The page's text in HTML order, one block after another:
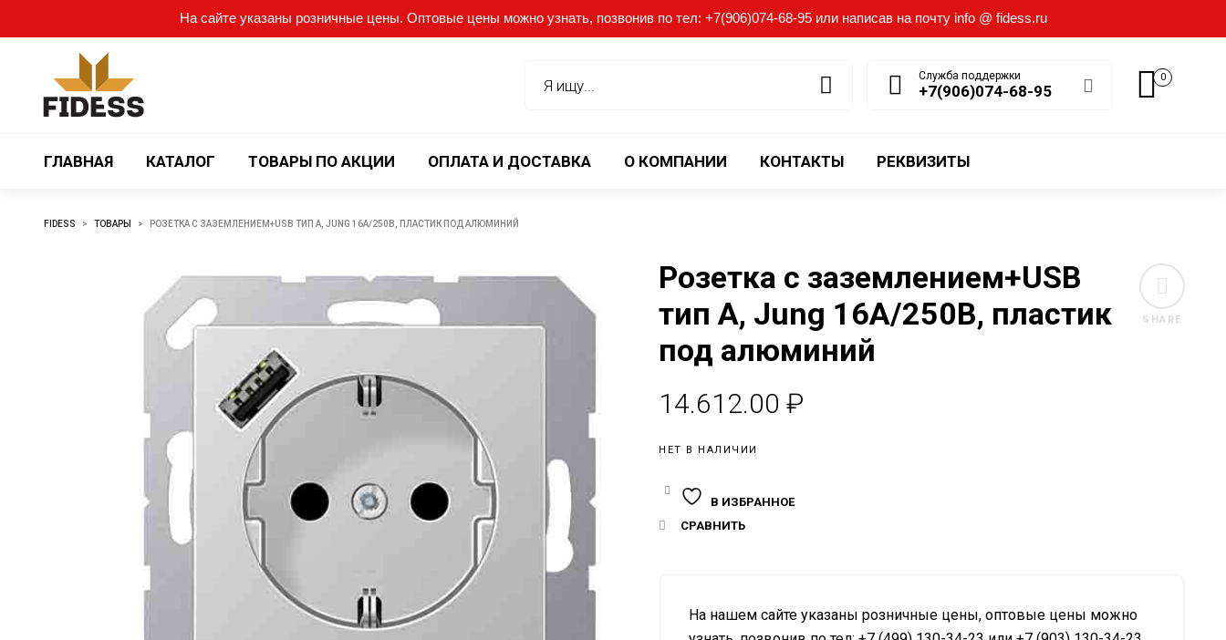
На сайте указаны розничные цены. Оптовые цены можно узнать, позвонив по тел: +7(906)074-68-95 или написав на почту info @ fidess.ru
Служба поддержки
+7(906)074-68-95
0
ГЛАВНАЯ КАТАЛОГ ТОВАРЫ ПО АКЦИИ ОПЛАТА И ДОСТАВКА О КОМПАНИИ КОНТАКТЫ РЕКВИЗИТЫ
FIDESS > ТОВАРЫ > РОЗЕТКА С ЗАЗЕМЛЕНИЕМ+USB ТИП A, JUNG 16А/250В, ПЛАСТИК ПОД АЛЮМИНИЙ
SHARE
Розетка с заземлением+USB
тип A, Jung 16А/250В, пластик
под алюминий
14.612.00 ₽
НЕТ В НАЛИЧИИ
В ИЗБРАННОЕ
СРАВНИТЬ
На нашем сайте указаны розничные цены, оптовые цены можно